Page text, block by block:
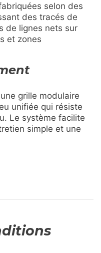
selon des
des tracés de
de lignes nets sur
et zones
grille modulaire
unifiée qui résiste
Le système facilite
simple et une